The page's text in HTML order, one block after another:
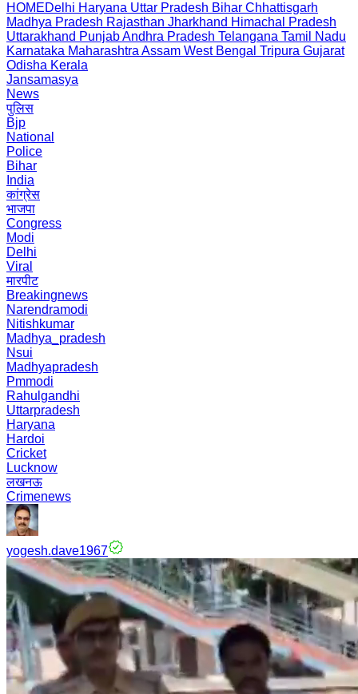
HOMEDelhi Haryana Uttar Pradesh Bihar Chhattisgarh
Madhya Pradesh Rajasthan Jharkhand Himachal Pradesh
Uttarakhand PunjabAndhra Pradesh Telangana Tamil Nadu
Karnataka Maharashtra Assam West Bengal Tripura Gujarat
Odisha Kerala
Jansamasya
News
पुलिस
Bjp
National
Police
Bihar
India
कांग्रेस
भाजपा
Congress
Modi
Delhi
Viral
मारपीट
Breakingnews
Narendramodi
Nitishkumar
Madhya_pradesh
Nsui
Madhyapradesh
Pmmodi
Rahulgandhi
Uttarpradesh
Haryana
Hardoi
Cricket
Lucknow
लखनऊ
Crimenews
yogesh.dave1967